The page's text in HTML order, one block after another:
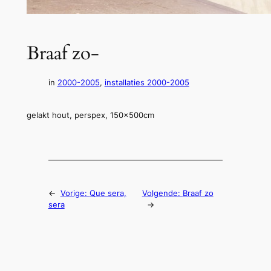
Braaf zo-
in 2000-2005, installaties 2000-2005
gelakt hout, perspex, 150x500cm
← Vorige: Que sera,
sera
Volgende: Braaf zo
→